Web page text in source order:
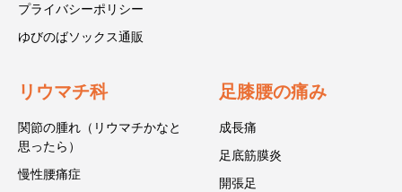
プライバシーポリシー
ゆびのばソックス通販
リウマチ科
関節の腫れ（リウマチかなと
思ったら）
慢性腰痛症
足膝腰の痛み
成長痛
足底筋膜炎
開張足